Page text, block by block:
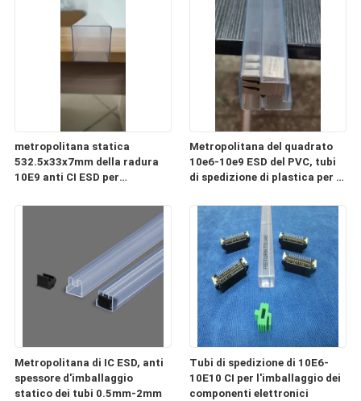
metropolitana statica
532.5x33x7mm della radura
10E9 anti CI ESD per
Metropolitana del quadrato
10e6-10e9 ESD del PVC, tubi
di spedizione di plastica per i
Metropolitana di IC ESD, anti
spessore d'imballaggio
statico dei tubi 0.5mm-2mm
Tubi di spedizione di 10E6-
10E10 CI per l'imballaggio dei
componenti elettronici